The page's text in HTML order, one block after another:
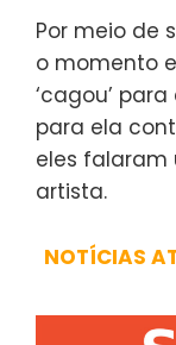
Por meio de
o momento
‘cagou’
para ela
eles falaram
artista.
NOTÍCIAS